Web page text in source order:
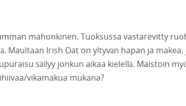
mahonkinen. Tuoksussa vastarevitty
Maultaan Irish Oat on yltyvän hapan ja
säilyy jonkun aikaa kielellä. Maistoin
vikamakua mukana?